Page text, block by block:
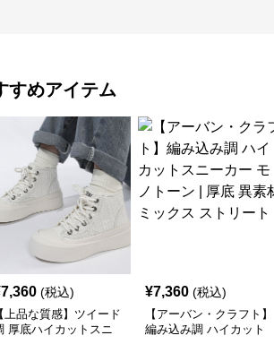
すめアイテム
7,360 (税込)
【上品な質感】ツイード
厚底ハイカットスニ
¥7,360 (税込)
【アーバン・クラフト】
編み込み調 ハイカット